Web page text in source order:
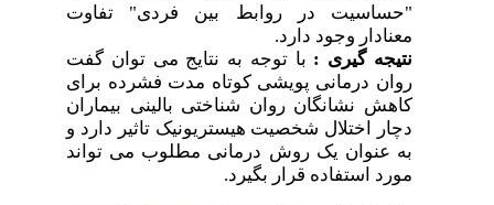
"حساسیت در روابط بین فردی" تفاوت
معنادار وجود دارد.
نتیجه گیری : با توجه به نتایج می توان گفت
روان درمانی پویشی کوتاه مدت فشرده برای
کاهش نشانگان روان شناختی بالینی بیماران
دچار اختلال شخصیت هیستریونیک تاثیر دارد و
به عنوان یک روش درمانی مطلوب می تواند
مورد استفاده قرار بگیرد.